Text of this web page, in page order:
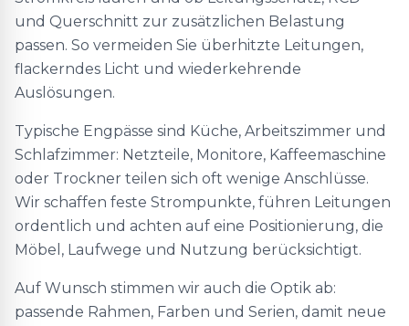
und Querschnitt zur zusätzlichen Belastung
passen. So vermeiden Sie überhitzte Leitungen,
flackerndes Licht und wiederkehrende
Auslösungen.
Typische Engpässe sind Küche, Arbeitszimmer und
Schlafzimmer: Netzteile, Monitore, Kaffeemaschine
oder Trockner teilen sich oft wenige Anschlüsse.
Wir schaffen feste Strompunkte, führen Leitungen
ordentlich und achten auf eine Positionierung, die
Möbel, Laufwege und Nutzung berücksichtigt.
Auf Wunsch stimmen wir auch die Optik ab:
passende Rahmen, Farben und Serien, damit neue